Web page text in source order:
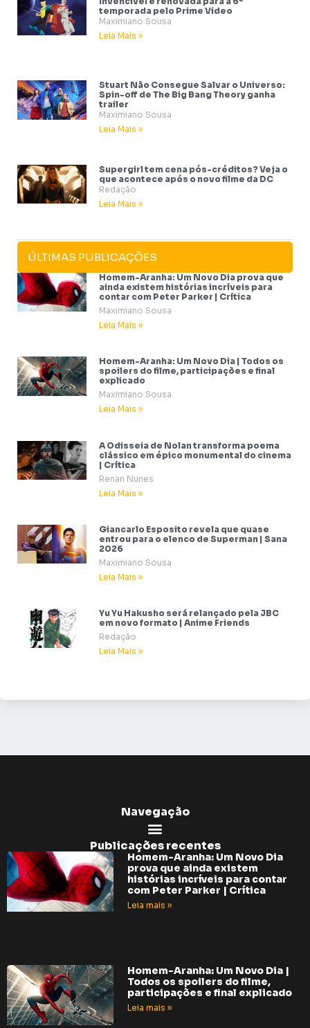
temporada pelo Prime Video
Maximiano Sousa
Leia Mais »
Stuart Não Consegue Salvar o Universo:
Spin-off de The Big Bang Theory ganha
trailer
Maximiano Sousa
Leia Mais »
Supergirl tem cena pós-créditos? Veja o
que acontece após o novo filme da DC
Redação
Leia Mais »
ÚLTIMAS PUBLICAÇÕES
Homem-Aranha: Um Novo Dia prova que
ainda existem histórias incríveis para
contar com Peter Parker | Crítica
Maximiano Sousa
Leia Mais »
Homem-Aranha: Um Novo Dia | Todos os
spoilers do filme, participações e final
explicado
Maximiano Sousa
Leia Mais »
A Odisseia de Nolan transforma poema
clássico em épico monumental do cinema
| Crítica
Renan Nunes
Leia Mais »
Giancarlo Esposito revela que quase
entrou para o elenco de Superman | Sana
2026
Maximiano Sousa
Leia Mais »
Yu Yu Hakusho será relançado pela JBC
em novo formato | Anime Friends
Redação
Leia Mais »
Navegação
Publicações recentes
Homem-Aranha: Um Novo Dia
prova que ainda existem
histórias incríveis para contar
com Peter Parker | Crítica
Leia mais »
Homem-Aranha: Um Novo Dia |
Todos os spoilers do filme,
participações e final explicado
Leia mais »